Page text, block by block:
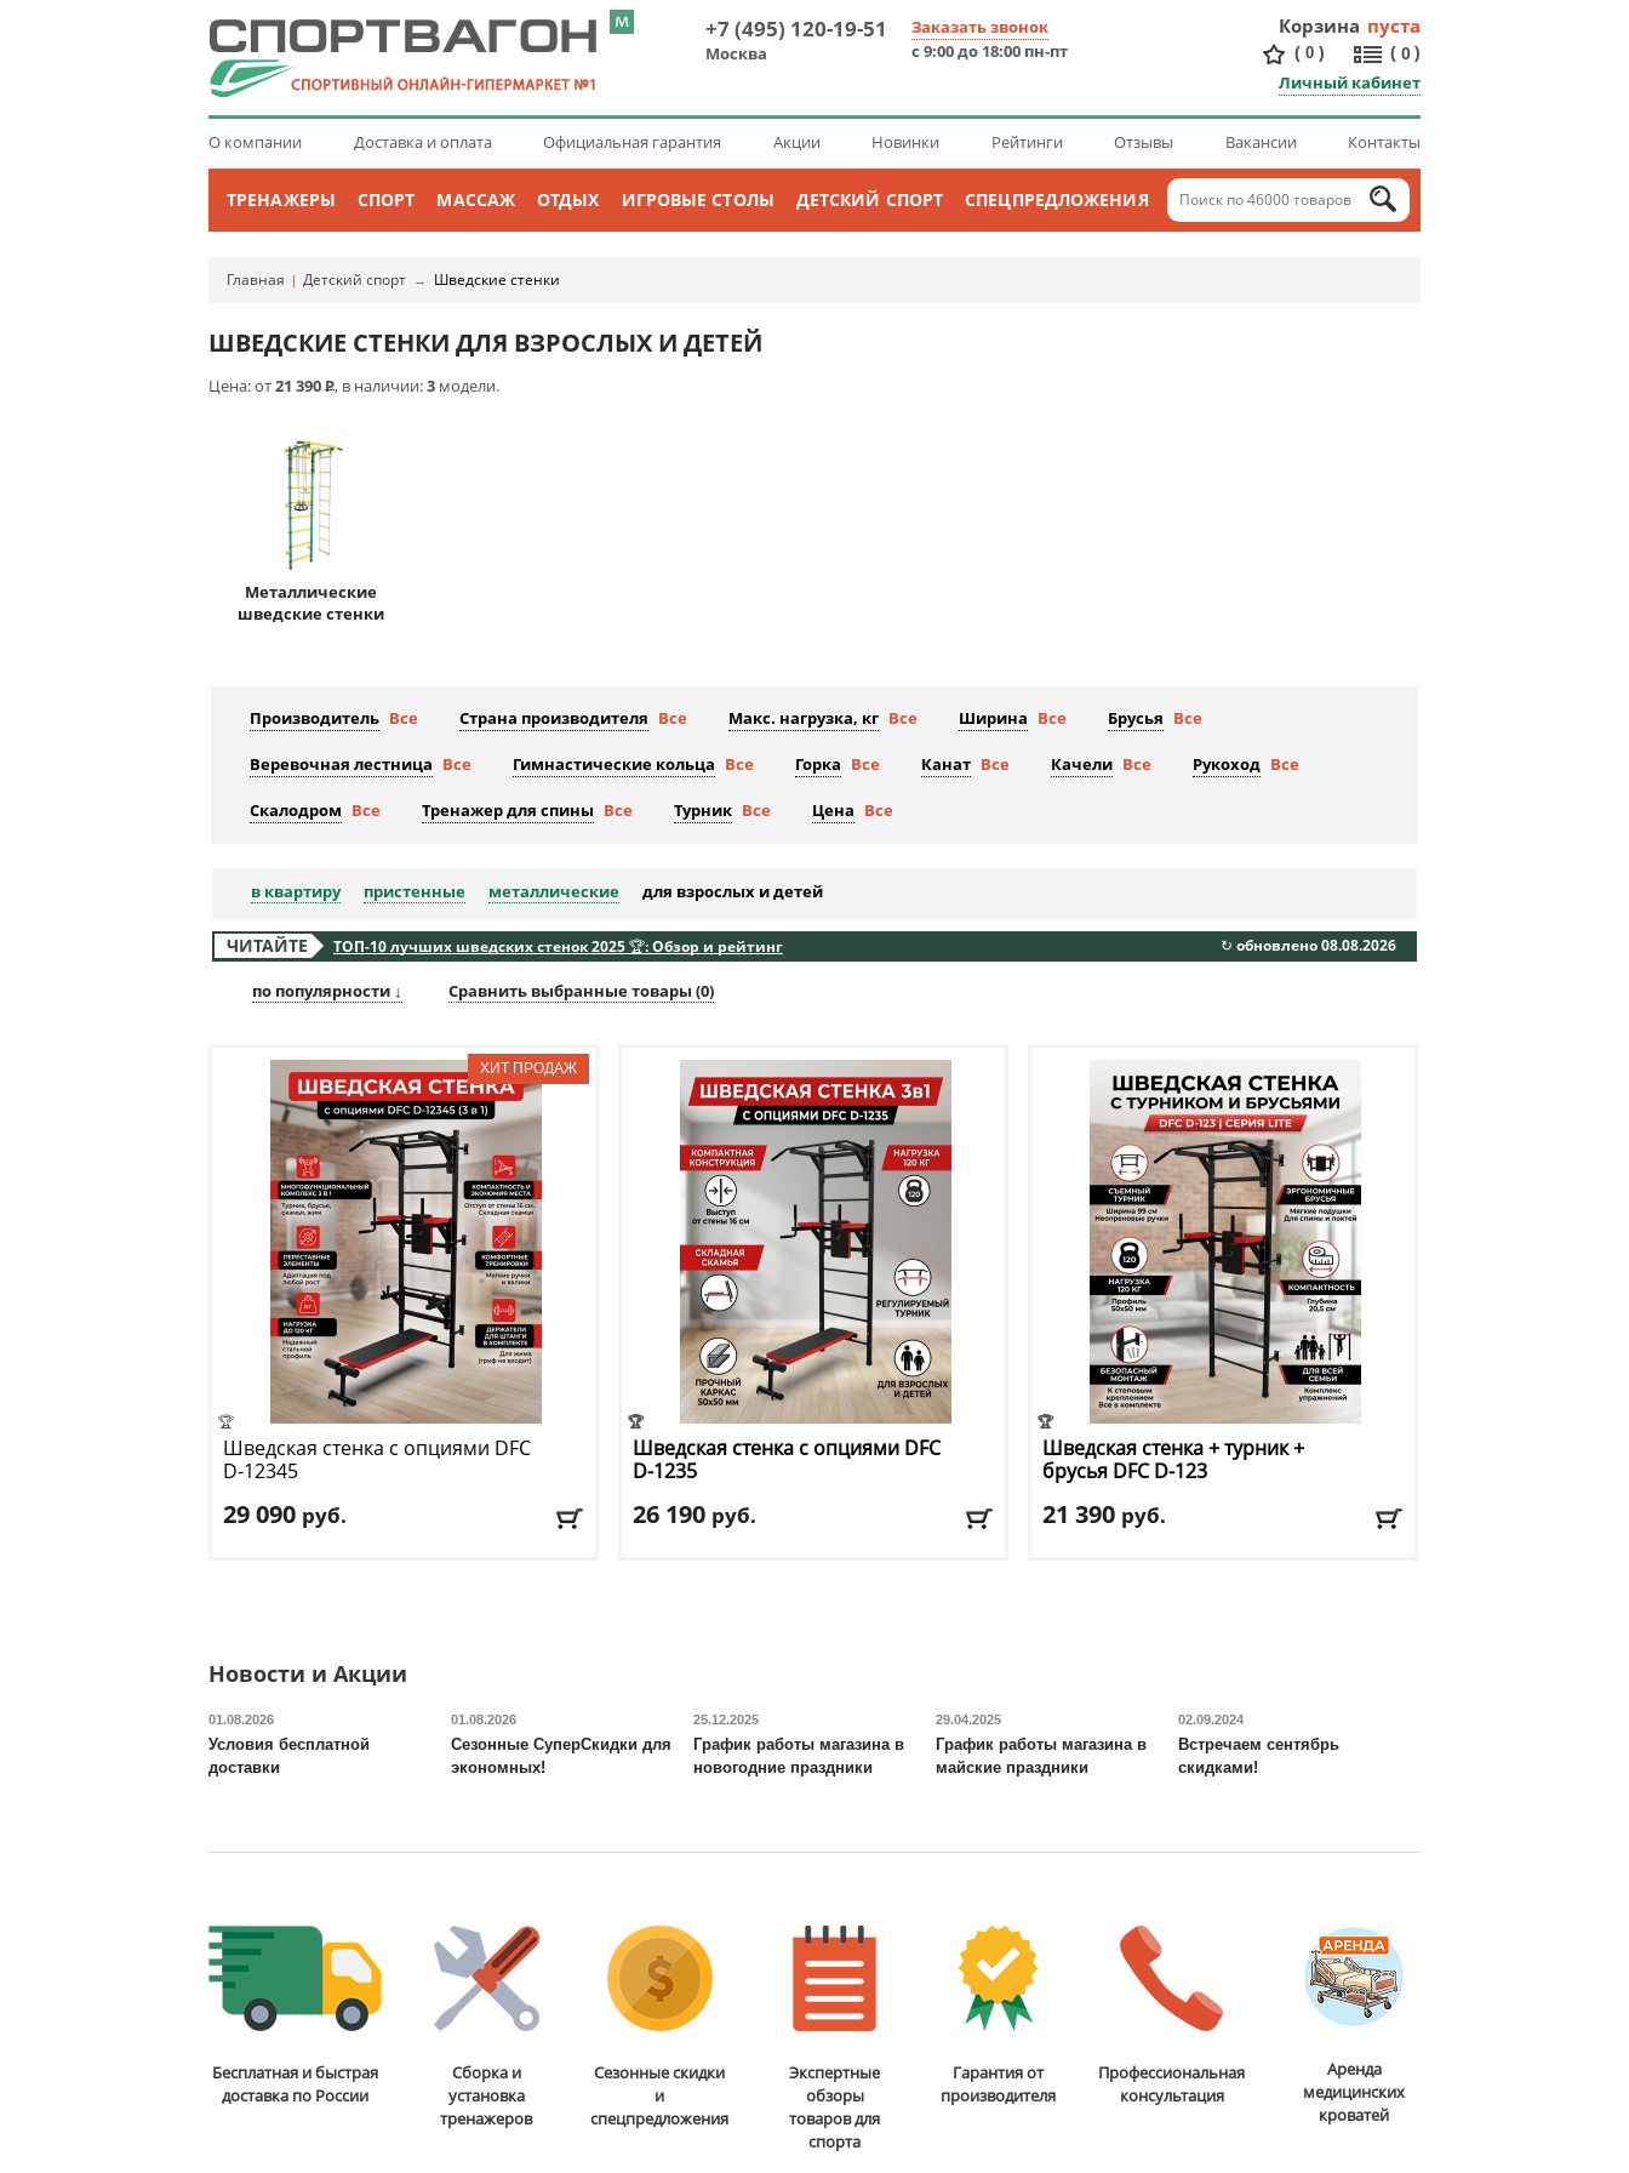
+7 (495) 120-19-51
Москва
Заказать звонок
с 9:00 до 18:00 пн-пт
Корзина пуста
( 0 ) ( 0 )
Личный кабинет
О компании Доставка и оплата Официальная гарантия Акции Новинки Рейтинги Отзывы Вакансии Контакты
ТРЕНАЖЕРЫ СПОРТ МАССАЖ ОТДЫХ ИГРОВЫЕ СТОЛЫ ДЕТСКИЙ СПОРТ СПЕЦПРЕДЛОЖЕНИЯ
Главная | Детский спорт → Шведские стенки
ШВЕДСКИЕ СТЕНКИ ДЛЯ ВЗРОСЛЫХ И ДЕТЕЙ
Цена: от21 390Р, в наличии:3 модели.
Металлические
шведские стенки
Производитель Все Страна производителя Все Макс. нагрузка, кг Все Ширина Все Брусья Все
Веревочная лестница Все Гимнастические кольца Все Горка Все Канат Все Качели Все Рукоход Все
Скалодром Все Тренажер для спины Все Турник Все Цена Все
в квартиру пристенные металлические для взрослых и детей
ЧИТАЙТЕ ТОП-10 лучших шведских стенок 2025 🏆: Обзор и рейтинг ↻ обновлено 08.08.2026
по популярности ↓ Сравнить выбранные товары (0)
🏆
Шведская стенка с опциями DFC
D-12345
29 090 руб.
🏆
Шведская стенка с опциями DFC
D-1235
26 190 руб.
🏆
Шведская стенка + турник +
брусья DFCD-123
21 390 руб.
Новости и Акции
01.08.2026
Условия бесплатной
доставки
01.08.2026
Сезонные СуперСкидки для
экономных!
25.12.2025
График работы магазина в
новогодние праздники
29.04.2025
График работы магазина в
майские праздники
02.09.2024
Встречаем сентябрь
скидками!
Бесплатная и быстрая
доставка по России
Сборка и
установка
тренажеров
Сезонные скидки
и
спецпредложения
Экспертные
обзоры
товаров для
спорта
Гарантия от
производителя
Профессиональная
консультация
Аренда
медицинских
кроватей